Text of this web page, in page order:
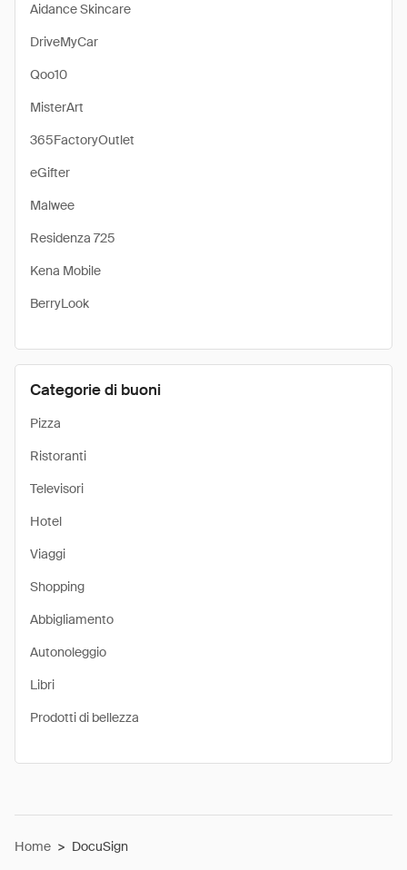
Aidance Skincare
DriveMyCar
Qoo10
MisterArt
365FactoryOutlet
eGifter
Malwee
Residenza 725
Kena Mobile
BerryLook
Categorie di buoni
Pizza
Ristoranti
Televisori
Hotel
Viaggi
Shopping
Abbigliamento
Autonoleggio
Libri
Prodotti di bellezza
Home > DocuSign